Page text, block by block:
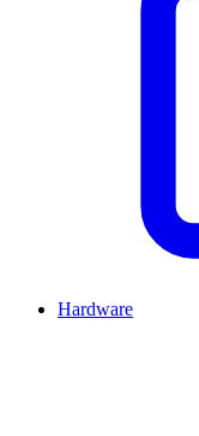
Hardware